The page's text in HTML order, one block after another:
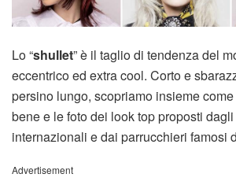
Lo “shullet” è il taglio di tendenza del
eccentrico ed extra cool. Corto e
persino lungo, scopriamo insieme
bene e le foto dei look top proposti
internazionali e dai parrucchieri famosi
Advertisement